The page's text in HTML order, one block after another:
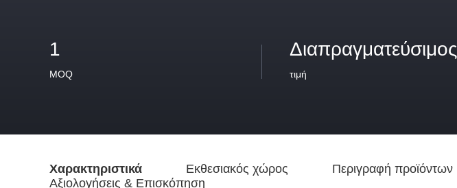
1
MOQ
Διαπραγματεύσιμος
τιμή
Χαρακτηριστικά Εκθεσιακός χώρος
Περιγραφή προϊόντων
Αξιολογήσεις & Επισκόπηση